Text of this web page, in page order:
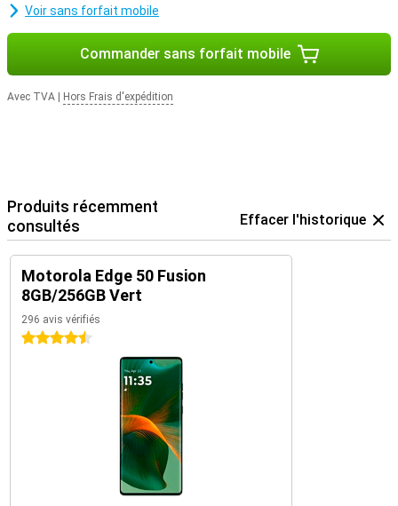
Voir sans forfait mobile
Commander sans forfait mobile
Avec TVA Hors Frais d'expédition
Produits récemment
consultés
Effacer l'historique
Motorola Edge 50 Fusion
8GB/256GB Vert
296 avis vérifiés
4.5 étoiles